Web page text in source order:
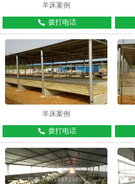
羊床案例
拨打电话
羊床案例
拨打电话